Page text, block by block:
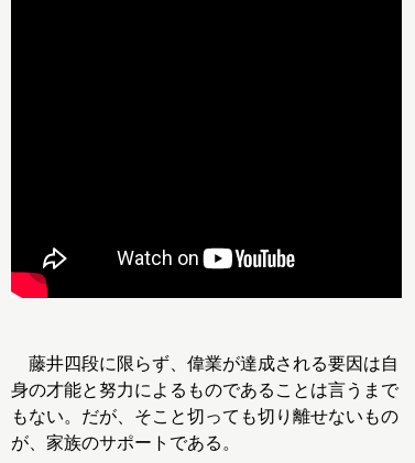
藤井四段に限らず、偉業が達成される要因は自
身の才能と努力によるものであることは言うまで
もない。だが、そこと切っても切り離せないもの
が、家族のサポートである。